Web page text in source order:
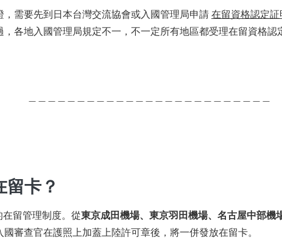
需要先到日本台灣交流協會或入國管理局申請 在留資格認定
各地入國管理局規定不一，不一定所有地區都受理在留資格
留卡？
留管理制度。從東京成田機場、東京羽田機場、名古屋中部機
國審查官在護照上加蓋上陸許可章後，將一併發放在留卡。